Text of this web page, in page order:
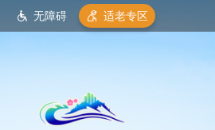
无障碍 适老专区